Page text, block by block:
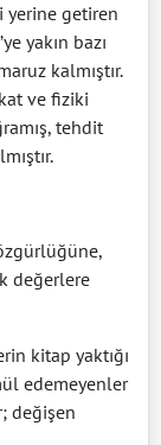
yerine getiren
yakın bazı
kalmıştır.
ve fiziki
tehdit
değerlere
kitap yaktığı
edemeyenler
değişen